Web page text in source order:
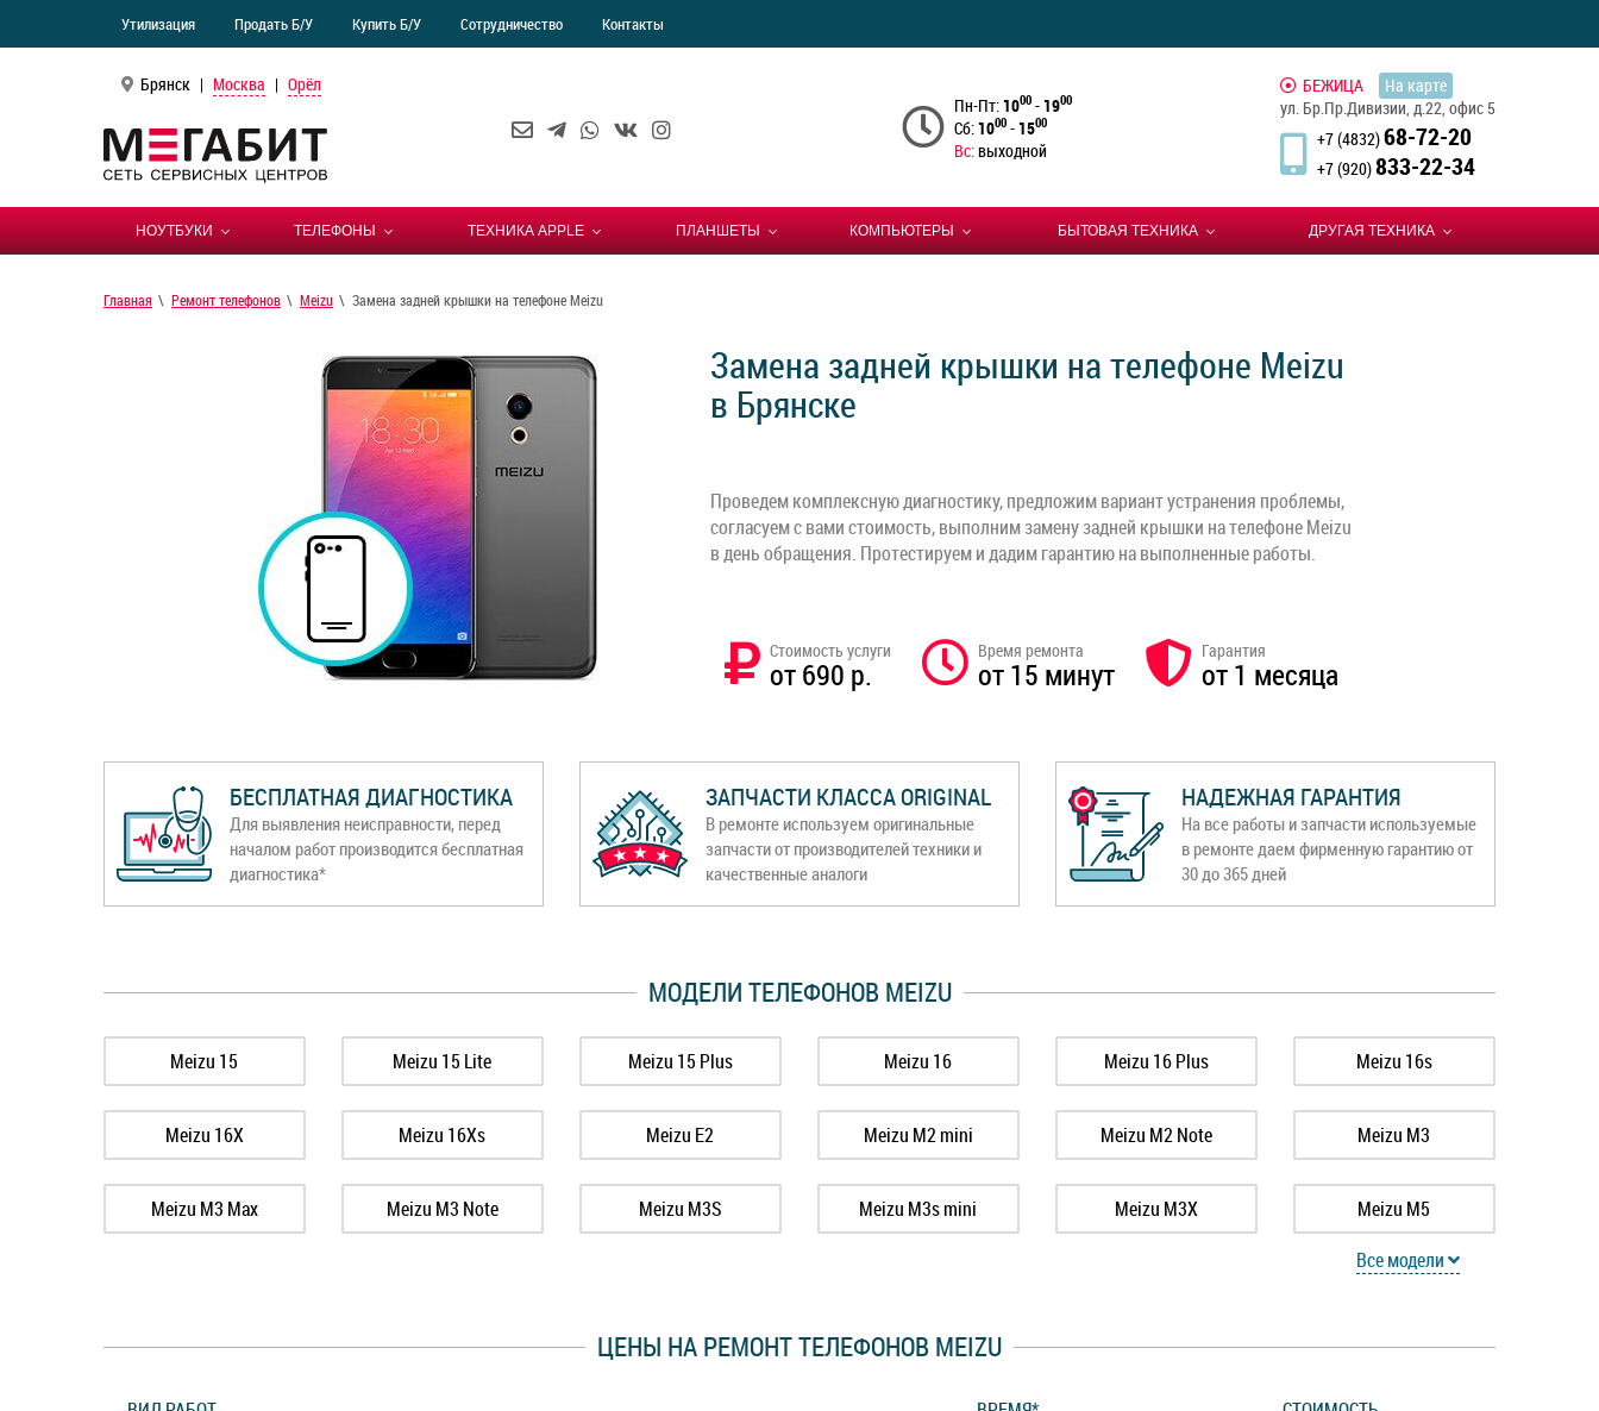
Утилизация Продать Б/У Купить Б/У Сотрудничество Контакты
Брянск | Москва | Орёл
Пн-Пт:1000-1900
Сб:1000-1500
Вс:выходной
БЕЖИЦА
На карте
ул. Бр.Пр.Дивизии, д.22, офис 5
+7 (4832)68-72-20
+7 (920)833-22-34
НОУТБУКИ ТЕЛЕФОНЫ ТЕХНИКА APPLE ПЛАНШЕТЫ КОМПЬЮТЕРЫ БЫТОВАЯ ТЕХНИКА ДРУГАЯ ТЕХНИКА
Главная Ремонт телефонов Meizu Замена задней крышки на телефоне Meizu
Замена задней крышки на телефоне Meizu
в Брянске
Проведем комплексную диагностику, предложим вариант устранения проблемы,
согласуем с вами стоимость, выполним замену задней крышки на телефоне Meizu
в день обращения. Протестируем и дадим гарантию на выполненные работы.
Стоимость услуги
от 690 р.
Время ремонта
от 15 минут
Гарантия
от 1 месяца
БЕСПЛАТНАЯ ДИАГНОСТИКА
Для выявления неисправности, перед
началом работ производится бесплатная
диагностика*
ЗАПЧАСТИ КЛАССА ORIGINAL
В ремонте используем оригинальные
запчасти от производителей техники и
качественные аналоги
НАДЕЖНАЯ ГАРАНТИЯ
На все работы и запчасти используемые
в ремонте даем фирменную гарантию от
30 до 365 дней
МОДЕЛИ ТЕЛЕФОНОВ MEIZU
Meizu 15 Meizu 15 Lite Meizu 15 Plus Meizu 16 Meizu 16 Plus Meizu 16s
Meizu 16X Meizu 16Xs Meizu E2 Meizu M2 mini Meizu M2 Note Meizu M3
Meizu M3 Max Meizu M3 Note Meizu M3S Meizu M3s mini Meizu M3X Meizu M5
Meizu M6s
Meizu M6T Meizu M8 Meizu M8c Meizu M8 Lite Meizu M8 Note Meizu MX2
Все модели
ЦЕНЫ НА РЕМОНТ ТЕЛЕФОНОВ MEIZU